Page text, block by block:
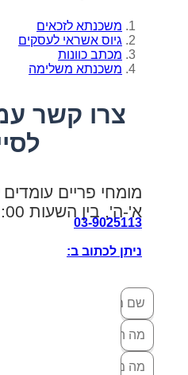
משכנתא לזכאים
גיוס אשראי לעסקים
מכתב כוונות
משכנתא משלימה
צרו קשר
מומחי פריים
א'-ה', בין השעות 09:00-18:00.
03-9025113
ניתן לכתוב ב: